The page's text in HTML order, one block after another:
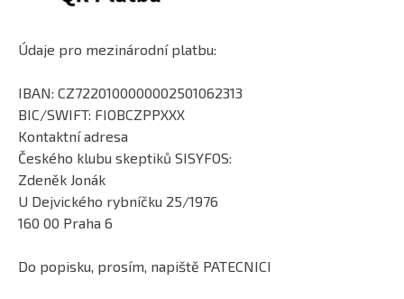
Údaje pro mezinárodní platbu:
IBAN: CZ7220100000002501062313
BIC/SWIFT: FIOBCZPPXXX
Kontaktní adresa
Českého klubu skeptiků SISYFOS:
Zdeněk Jonák
U Dejvického rybníčku 25/1976
160 00 Praha 6
Do popisku, prosím, napiště PATECNICI